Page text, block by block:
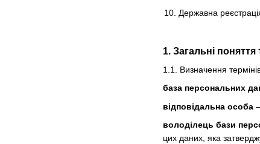
Державна
1. Загальні
1.1. Визначення
база персональних
відповідальна особа
володілець бази
цих даних, яка